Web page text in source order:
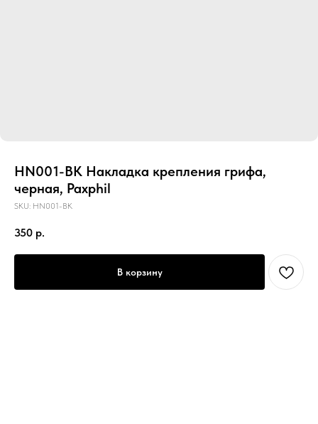
HN001-BK Накладка крепления грифа,
черная, Paxphil
SKU: HN001-BK
350 р.
В корзину